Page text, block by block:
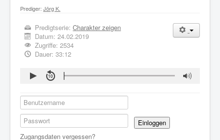
Prediger: Jörg K.
Predigtserie:Charakter zeigen
Datum:24.02.2019
Zugriffe: 2534
Dauer: 33:12
Einloggen
Zugangsdaten vergessen?